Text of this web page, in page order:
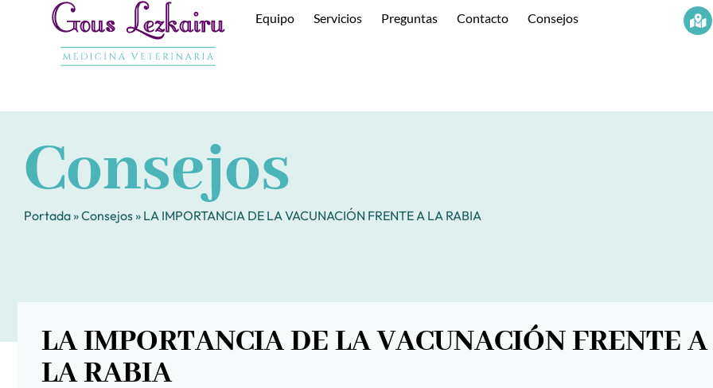
contenido
Equipo Servicios Preguntas Contacto Consejos
Consejos
Portada»Consejos» LA IMPORTANCIA DE LA VACUNACIÓN FRENTE A LA RABIA
LA IMPORTANCIA DE LA VACUNACIÓN FRENTE A
LA RABIA